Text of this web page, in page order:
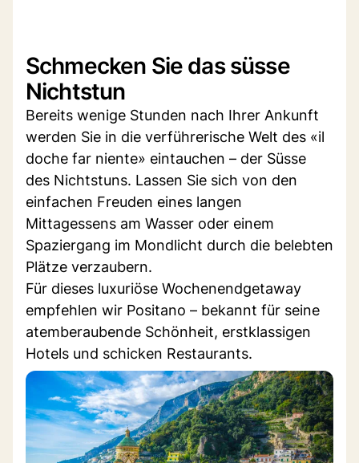
Schmecken Sie das süsse
Nichtstun
Bereits wenige Stunden nach Ihrer Ankunft
werden Sie in die verführerische Welt des «il
doche far niente» eintauchen – der Süsse
des Nichtstuns. Lassen Sie sich von den
einfachen Freuden eines langen
Mittagessens am Wasser oder einem
Spaziergang im Mondlicht durch die belebten
Plätze verzaubern.
Für dieses luxuriöse Wochenendgetaway
empfehlen wir Positano – bekannt für seine
atemberaubende Schönheit, erstklassigen
Hotels und schicken Restaurants.